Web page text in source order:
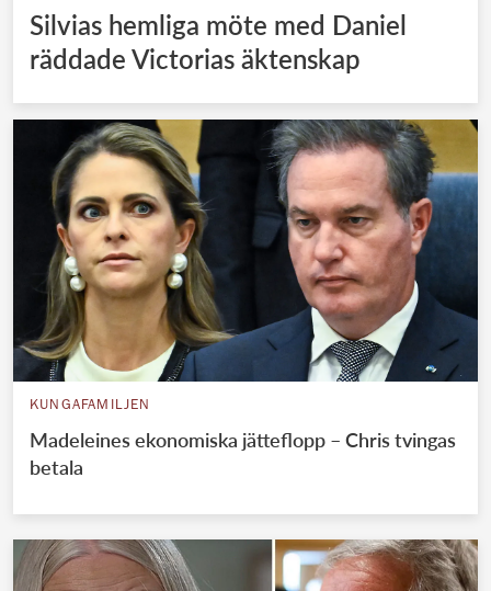
Silvias hemliga möte med Daniel
räddade Victorias äktenskap
KUNGAFAMILJEN
Madeleines ekonomiska jätteflopp – Chris tvingas
betala